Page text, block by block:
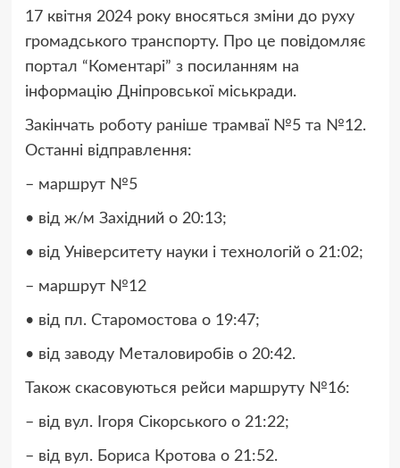
17 квітня 2024 року вносяться зміни до руху
громадського транспорту. Про це повідомляє
портал “Коментарі” з посиланням на
інформацію Дніпровської міськради.
Закінчать роботу раніше трамваї №5 та №12.
Останні відправлення:
– маршрут №5
• від ж/м Західний о 20:13;
• від Університету науки і технологій о 21:02;
– маршрут №12
• від пл. Старомостова о 19:47;
• від заводу Металовиробів о 20:42.
Також скасовуються рейси маршруту №16:
– від вул. Ігоря Сікорського о 21:22;
– від вул. Бориса Кротова о 21:52.